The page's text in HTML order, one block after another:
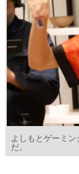
よしもとゲーミ
だ。